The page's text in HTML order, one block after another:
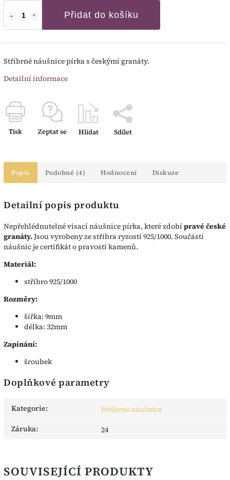
Přidat do košíku
Stříbrné náušnice pírka s českými granáty.
Detailní informace
Tisk Zeptat se Hlídat Sdílet
Popis Podobné (4) Hodnocení Diskuze
Detailní popis produktu
Nepřehlédnutelné visací náušnice pírka, které zdobí pravé české
granáty.Jsou vyrobeny ze stříbra ryzosti 925/1000. Součástí
náušnic je certifikát o pravosti kamenů.
Materiál:
stříbro 925/1000
Rozměry:
šířka: 9mm
délka: 32mm
Zapínání:
šroubek
Doplňkové parametry
Kategorie:
Stříbrné náušnice
Záruka: 24
SOUVISEJÍCÍ PRODUKTY